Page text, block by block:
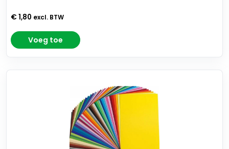
€ 1,80 excl. BTW
Voeg toe